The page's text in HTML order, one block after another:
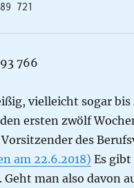
721
vielleicht sogar
ersten zwölf
des
am 22.6.2018) Es
man also davon